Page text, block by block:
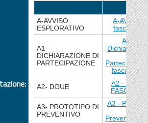
Allegato
A-AVVISO
ESPLORATIVO
A-AVVISO
fasce .pdf
A1-
DICHIARAZIONE DI
PARTECIPAZIONE
A1 -
di
fasce.docx
A2- DGUE
A2 - DGUE
FASCE.doc
A3- PROTOTIPO DI
PREVENTIVO
A3 -
di